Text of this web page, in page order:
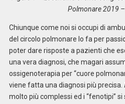
Polmonare 2019
Chiunque come noi si occupi di
del circolo polmonare lo fa per
poter dare risposte a pazienti che
una vera diagnosi, che magari
ossigenoterapia per “cuore
viene fatta una diagnosi più precisa.
molto più complessi ed i “fenotipi”